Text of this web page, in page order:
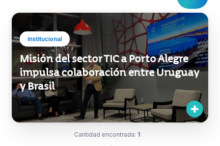
Institucional
Misión del sector TIC a Porto Alegre
impulsa colaboración entre Uruguay
y Brasil
Cantidad encontrada: 1